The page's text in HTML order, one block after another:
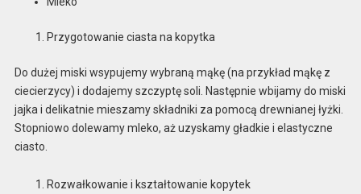
Przygotowanie ciasta na kopytka
Do dużej miski wsypujemy wybraną mąkę (na przykład mąkę z
ciecierzycy) i dodajemy szczyptę soli. Następnie wbijamy do miski
jajka i delikatnie mieszamy składniki za pomocą drewnianej łyżki.
Stopniowo dolewamy mleko, aż uzyskamy gładkie i elastyczne
ciasto.
Rozwałkowanie i kształtowanie kopytek